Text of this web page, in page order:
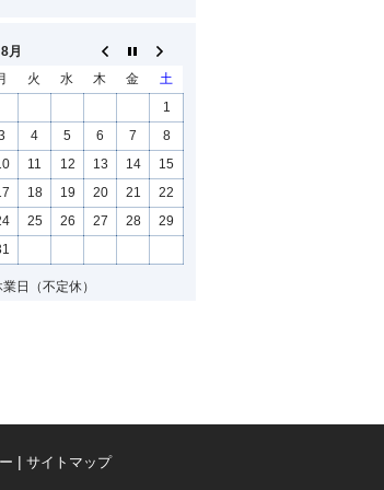
月
火 水 木 金
土
1
4 5 6 7
8
11 12 13 14
15
18 19 20 21
22
25 26 27 28
29
業日（不定休）
サイトマップ